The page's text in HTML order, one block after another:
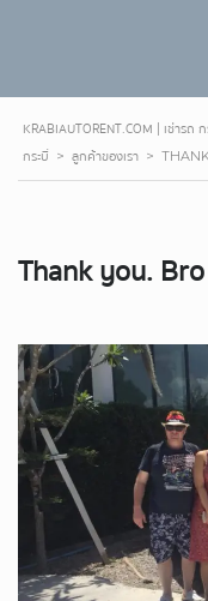
KRABIAUTORENT.COM | เช่ารถ ก
กระบี่ > ลูกค้าของเรา >
Thank you. Bro